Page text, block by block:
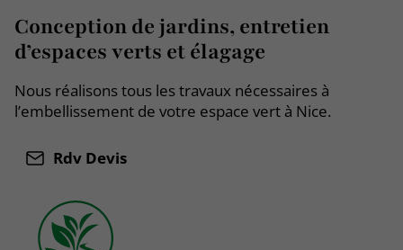
Conception de jardins, entretien
d’espaces verts et élagage
Nous réalisons tous les travaux nécessaires à
l’embellissement de votre espace vert à Nice.
Rdv Devis